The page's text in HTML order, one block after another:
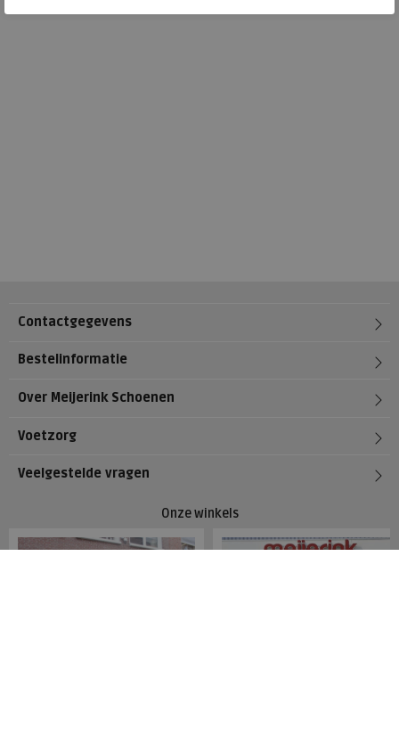
Contactgegevens
Bestelinformatie
Over Meijerink Schoenen
Voetzorg
Veelgestelde vragen
Onze winkels